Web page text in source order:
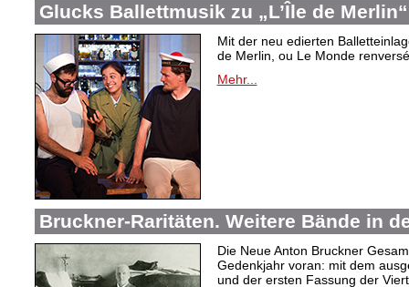
Glucks Ballettmusik zu „L’Île de Merlin“
Mit der neu edierten
de Merlin, ou Le Monde
Mehr...
Bruckner-Raritäten. Weitere Bände in
Die Neue Anton Bruckner
Gedenkjahr voran: mit dem
und der ersten Fassung der